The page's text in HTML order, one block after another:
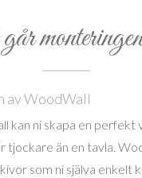
av WoodWall
kan ni skapa en perfekt
tjockare än en tavla.
som ni själva enkelt